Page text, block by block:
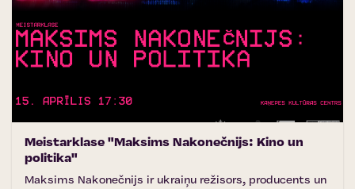
Meistarklase "Maksims Nakonečnijs: Kino un
politika"
Maksims Nakonečnijs ir ukraiņu režisors, producents un